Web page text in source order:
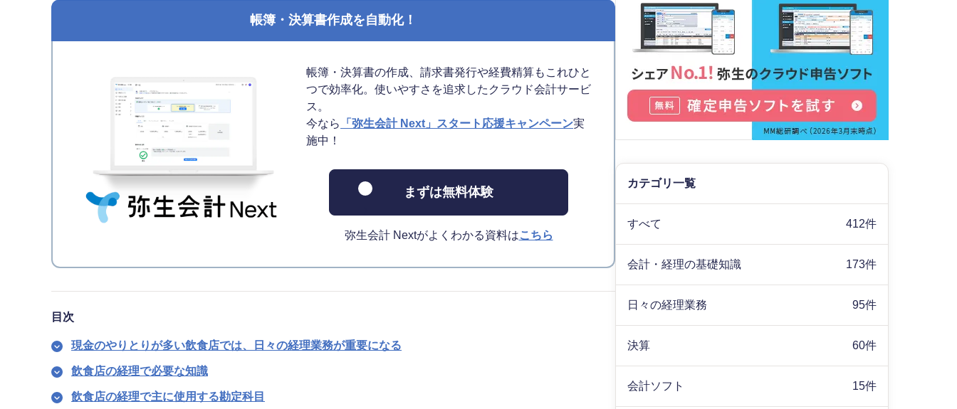
帳簿・決算書作成を自動化！
帳簿・決算書の作成、請求書発行や経費精算もこれひと
つで効率化。使いやすさを追求したクラウド会計サービ
ス。
今なら
「弥生会計 Next」スタート応援キャンペーン実
施中！
まずは無料体験
弥生会計 Nextがよくわかる資料はこちら
目次
現金のやりとりが多い飲食店では、日々の経理業務が重要になる
飲食店の経理で必要な知識
飲食店の経理で主に使用する勘定科目
カテゴリ一覧
すべて 412件
会計・経理の基礎知識 173件
日々の経理業務 95件
決算 60件
会計ソフト 15件